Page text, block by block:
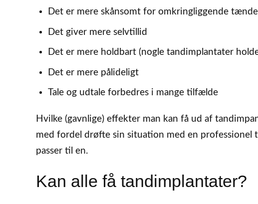
Det er mere skånsomt for omkringliggende
Det giver mere selvtillid
Det er mere holdbart (nogle tandimplantater
Det er mere pålideligt
Tale og udtale forbedres i mange tilfælde
Hvilke (gavnlige) effekter man kan få ud af
med fordel drøfte sin situation med en professionel
passer til en.
Kan alle få tandimplantater?